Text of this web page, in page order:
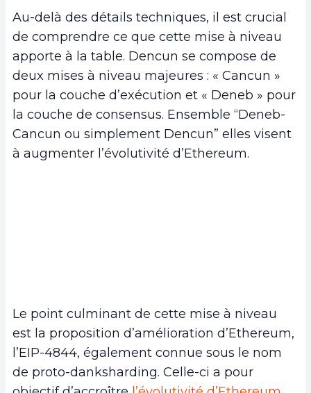
Au-delà des détails techniques, il est crucial
de comprendre ce que cette mise à niveau
apporte à la table. Dencun se compose de
deux mises à niveau majeures : « Cancun »
pour la couche d’exécution et « Deneb » pour
la couche de consensus. Ensemble “Deneb-
Cancun ou simplement Dencun” elles visent
à augmenter l’évolutivité d’Ethereum.
Le point culminant de cette mise à niveau
est la proposition d’amélioration d’Ethereum,
l’EIP-4844, également connue sous le nom
de proto-danksharding. Celle-ci a pour